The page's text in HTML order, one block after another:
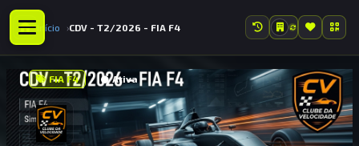
Início CDV - T2/2026 - FIA F4
CDV - T2/2026 - FIA F4
FIA F4 Ativa